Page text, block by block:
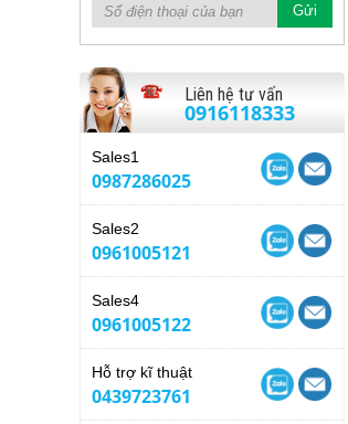
Liên hệ tư vấn
0916118333
Sales1
0987286025
Sales2
0961005121
Sales4
0961005122
Hỗ trợ kĩ thuật
0439723761